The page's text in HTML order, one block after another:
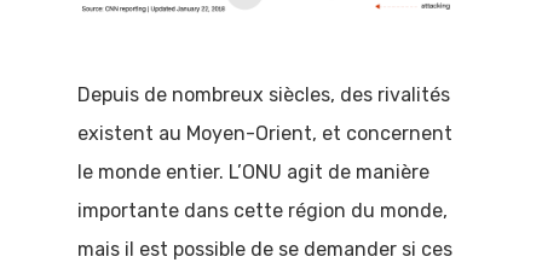
Depuis de nombreux siècles, des rivalités
existent au Moyen-Orient, et concernent
le monde entier. L’ONU agit de manière
importante dans cette région du monde,
mais il est possible de se demander si ces